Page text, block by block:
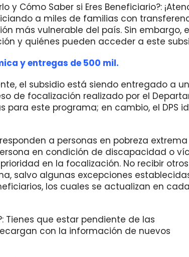
y Cómo Saber si Eres Beneficiario?:
a miles de familias con
más vulnerable del país. Sin embargo,
y quiénes pueden acceder a este
y entregas de 500 mil.
el subsidio está siendo entregado a
de focalización realizado por el
para este programa; en cambio, el DPS
a personas en pobreza
en condición de discapacidad o
en la focalización. No recibir otros
salvo algunas excepciones
los cuales se actualizan en
Tienes que estar pendiente de las
con la información de nuevos